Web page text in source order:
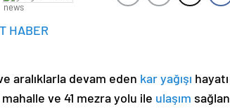
HABER
aralıklarla devam eden kar yağışı
ve 41 mezra yolu ile ulaşım